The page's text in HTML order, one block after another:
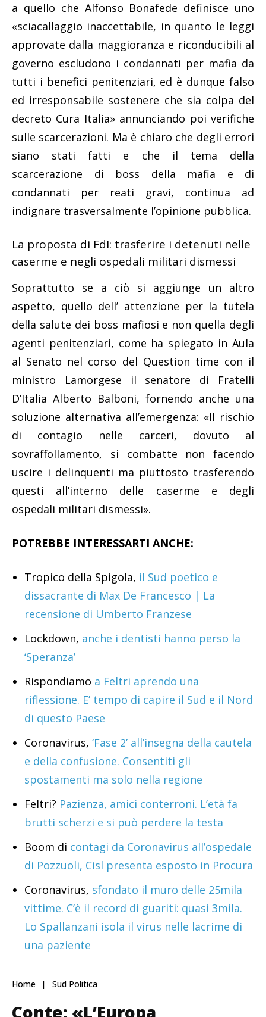
a quello che Alfonso Bonafede definisce uno
«sciacallaggio inaccettabile, in quanto le leggi
approvate dalla maggioranza e riconducibili al
governo escludono i condannati per mafia da
tutti i benefici penitenziari, ed è dunque falso
ed irresponsabile sostenere che sia colpa del
decreto Cura Italia» annunciando poi verifiche
sulle scarcerazioni. Ma è chiaro che degli errori
siano stati fatti e che il tema della
scarcerazione di boss della mafia e di
condannati per reati gravi, continua ad
indignare trasversalmente l’opinione pubblica.
La proposta di FdI: trasferire i detenuti nelle
caserme e negli ospedali militari dismessi
Soprattutto se a ciò si aggiunge un altro
aspetto, quello dell’ attenzione per la tutela
della salute dei boss mafiosi e non quella degli
agenti penitenziari, come ha spiegato in Aula
al Senato nel corso del Question time con il
ministro Lamorgese il senatore di Fratelli
D’Italia Alberto Balboni, fornendo anche una
soluzione alternativa all’emergenza: «Il rischio
di contagio nelle carceri, dovuto al
sovraffollamento, si combatte non facendo
uscire i delinquenti ma piuttosto trasferendo
questi all’interno delle caserme e degli
ospedali militari dismessi».
POTREBBE INTERESSARTI ANCHE:
Tropico della Spigola, il Sud poetico e
dissacrante di Max De Francesco | La
recensione di Umberto Franzese
Lockdown, anche i dentisti hanno perso la
‘Speranza’
Rispondiamo a Feltri aprendo una
riflessione. E’ tempo di capire il Sud e il Nord
di questo Paese
Coronavirus, ‘Fase 2’ all’insegna della cautela
e della confusione. Consentiti gli
spostamenti ma solo nella regione
Feltri? Pazienza, amici conterroni. L’età fa
brutti scherzi e si può perdere la testa
Boom di contagi da Coronavirus all’ospedale
di Pozzuoli, Cisl presenta esposto in Procura
Coronavirus, sfondato il muro delle 25mila
vittime. C’è il record di guariti: quasi 3mila.
Lo Spallanzani isola il virus nelle lacrime di
una paziente
Home Sud Politica
Conte: «L’Europa